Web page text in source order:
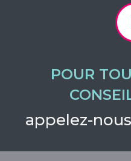
POUR
appelez-